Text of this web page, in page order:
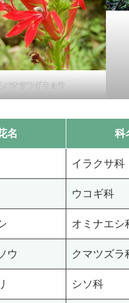
バナサワギキョウ
名 科
イラクサ科
ウコギ科
オミナエシ
ウ クマツズラ
シソ科